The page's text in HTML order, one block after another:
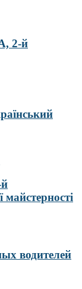
2-й
водителей